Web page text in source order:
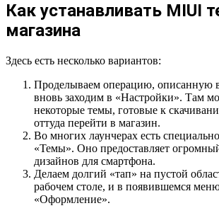
Как устанавливать MIUI
магазина
Здесь есть несколько вариантов:
Проделываем операцию, описанную
вновь заходим в «Настройки». Там
некоторые темы, готовые к
оттуда перейти в магазин.
Во многих лаунчерах есть
«Темы». Оно предоставляет
дизайнов для смартфона.
Делаем долгий «тап» на пустой
рабочем столе, и в появившемся
«Оформление».